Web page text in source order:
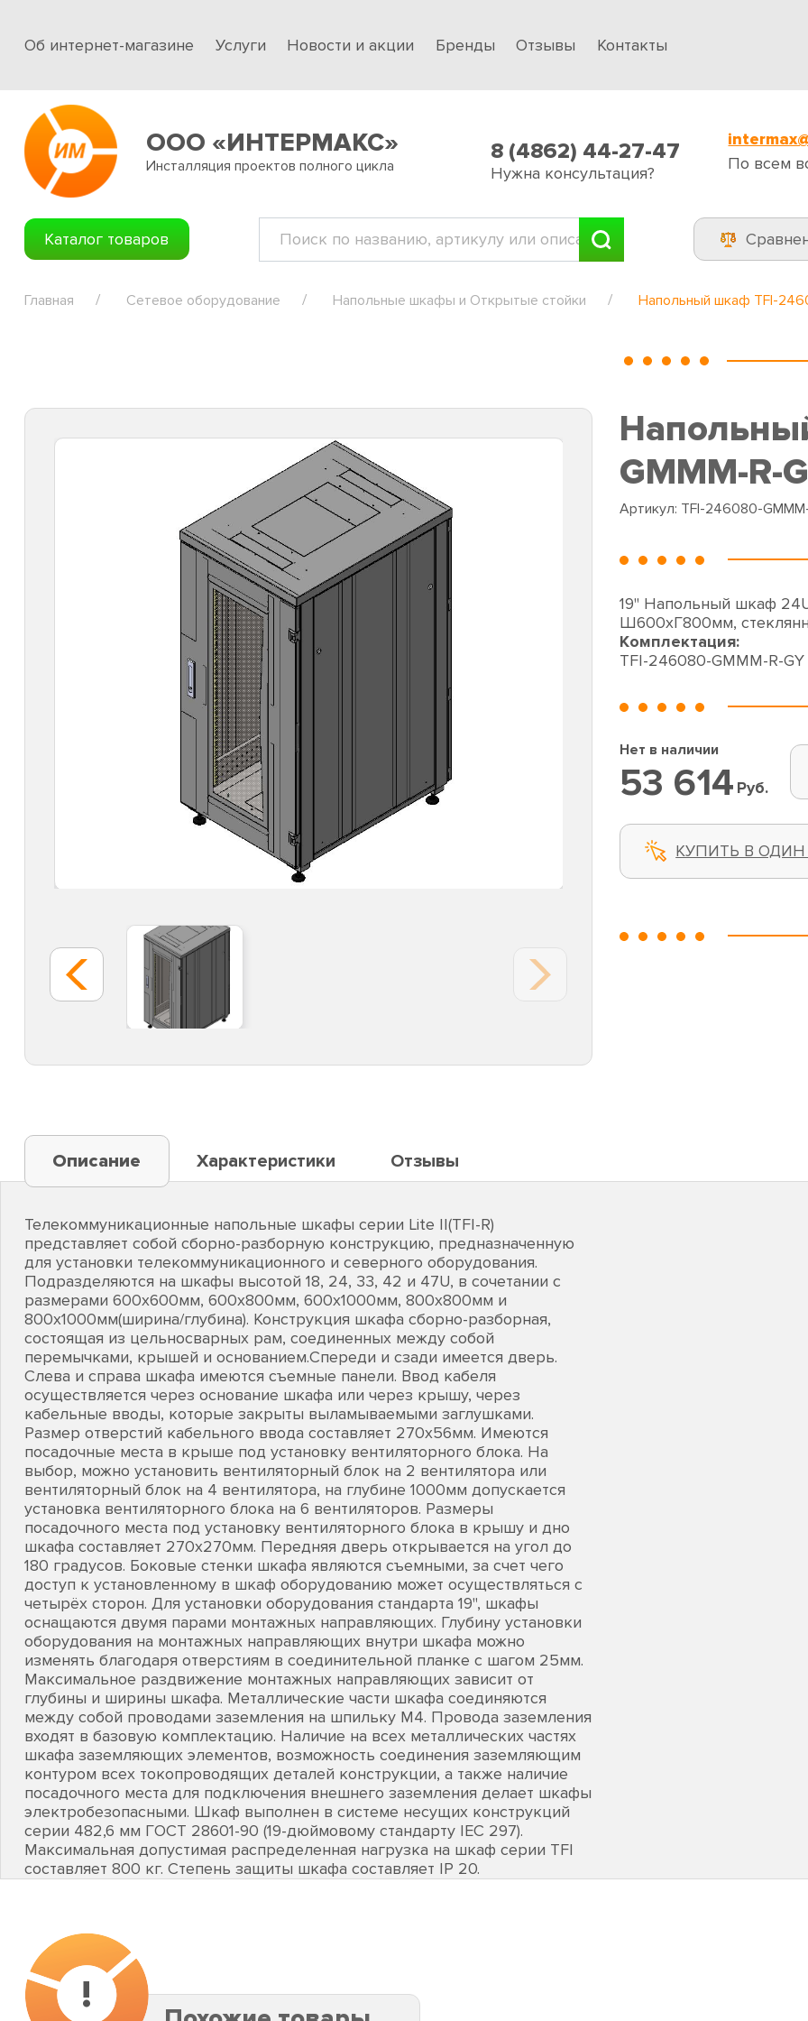
Об интернет-магазине Услуги Новости и акции Бренды Отзывы Контакты
ООО «ИНТЕРМАКС»
Инсталляция проектов полного цикла
8 (4862) 44-27-47
Нужна консультация?
По всем
Каталог товаров
Главная Сетевое оборудование Напольные шкафы и Открытые стойки Напольный шкаф TFI-
GMMM-R-
Артикул: TFI-246080-
19" Напольный шкаф
Ш600хГ800мм,
Комплектация:
TFI-246080-GMMM-R-GY
Нет в наличии
53 614 Руб.
КУПИТЬ В
Описание Характеристики Отзывы
Телекоммуникационные напольные шкафы серии Lite II(TFI-R)
представляет собой сборно-разборную конструкцию, предназначенную
для установки телекоммуникационного и северного оборудования.
Подразделяются на шкафы высотой 18, 24, 33, 42 и 47U, в сочетании с
размерами 600х600мм, 600х800мм, 600х1000мм, 800х800мм и
800х1000мм(ширина/глубина). Конструкция шкафа сборно-разборная,
состоящая из цельносварных рам, соединенных между собой
перемычками, крышей и основанием.Спереди и сзади имеется дверь.
Слева и справа шкафа имеются съемные панели. Ввод кабеля
осуществляется через основание шкафа или через крышу, через
кабельные вводы, которые закрыты выламываемыми заглушками.
Размер отверстий кабельного ввода составляет 270х56мм. Имеются
посадочные места в крыше под установку вентиляторного блока. На
выбор, можно установить вентиляторный блок на 2 вентилятора или
вентиляторный блок на 4 вентилятора, на глубине 1000мм допускается
установка вентиляторного блока на 6 вентиляторов. Размеры
посадочного места под установку вентиляторного блока в крышу и дно
шкафа составляет 270х270мм. Передняя дверь открывается на угол до
180 градусов. Боковые стенки шкафа являются съемными, за счет чего
доступ к установленному в шкаф оборудованию может осуществляться с
четырёх сторон. Для установки оборудования стандарта 19", шкафы
оснащаются двумя парами монтажных направляющих. Глубину установки
оборудования на монтажных направляющих внутри шкафа можно
изменять благодаря отверстиям в соединительной планке с шагом 25мм.
Максимальное раздвижение монтажных направляющих зависит от
глубины и ширины шкафа. Металлические части шкафа соединяются
между собой проводами заземления на шпильку М4. Провода заземления
входят в базовую комплектацию. Наличие на всех металлических частях
шкафа заземляющих элементов, возможность соединения заземляющим
контуром всех токопроводящих деталей конструкции, а также наличие
посадочного места для подключения внешнего заземления делает шкафы
электробезопасными. Шкаф выполнен в системе несущих конструкций
серии 482,6 мм ГОСТ 28601-90 (19-дюймовому стандарту IEC 297).
Максимальная допустимая распределенная нагрузка на шкаф серии TFI
составляет 800 кг. Степень защиты шкафа составляет IP 20.
!